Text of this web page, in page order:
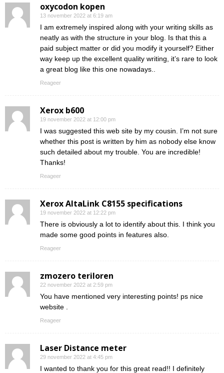
oxycodon kopen
13 november 2022 at 6:19 am
I am extremely inspired along with your writing skills as
neatly as with the structure in your blog. Is that this a
paid subject matter or did you modify it yourself? Either
way keep up the excellent quality writing, it’s rare to look
a great blog like this one nowadays..
Reageer
Xerox b600
19 november 2022 at 12:00 pm
I was suggested this web site by my cousin. I’m not sure
whether this post is written by him as nobody else know
such detailed about my trouble. You are incredible!
Thanks!
Reageer
Xerox AltaLink C8155 specifications
19 november 2022 at 12:22 pm
There is obviously a lot to identify about this. I think you
made some good points in features also.
Reageer
zmozero teriloren
22 november 2022 at 2:59 pm
You have mentioned very interesting points! ps nice
website .
Reageer
Laser Distance meter
29 november 2022 at 4:45 pm
I wanted to thank you for this great read!! I definitely